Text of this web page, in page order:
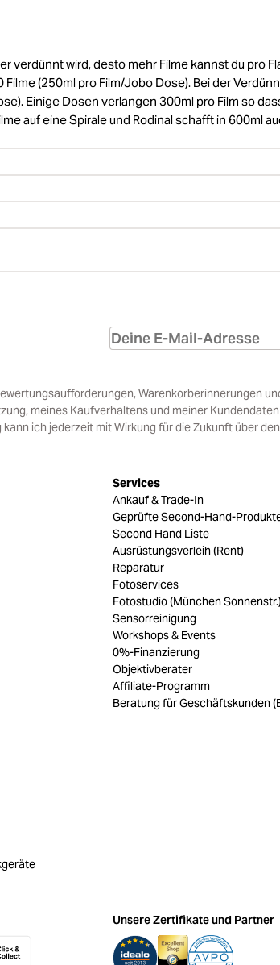
verdünnt wird, desto mehr Filme kannst du pro
(250ml pro Film/Jobo Dose). Bei der
Einige Dosen verlangen 300ml pro Film so
auf eine Spirale und Rodinal schafft in 600ml
Warenkorberinnerungen
meines Kaufverhaltens und meiner
ich jederzeit mit Wirkung für die Zukunft über
Services
Ankauf & Trade-In
Geprüfte Second-Hand-
Second Hand Liste
Ausrüstungsverleih (Rent)
Reparatur
Fotoservices
Fotostudio (München
Sensorreinigung
Workshops & Events
0%-Finanzierung
Objektivberater
Affiliate-Programm
Beratung für Geschäftskunden
Unsere Zertifikate und Partner